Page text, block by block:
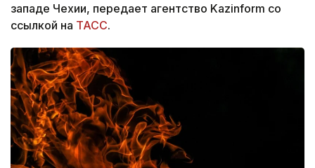
западе Чехии, передает агентство Kazinform со
ссылкой на ТАСС.